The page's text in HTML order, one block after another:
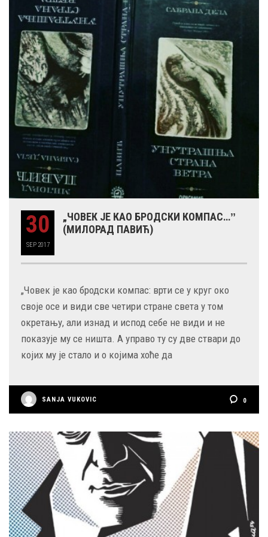
30
SEP 2017
„ЧОВЕК ЈЕ КАО БРОДСКИ КОМПАС…ˮ
(МИЛОРАД ПАВИЋ)
„Човек је као бродски компас: врти се у круг око
своје осе и види све четири стране света у том
окретању, али изнад и испод себе не види и не
показује му се ништа. А управо ту су две ствари до
којих му је стало и о којима хоће да
SANJA VUKOVIC 0